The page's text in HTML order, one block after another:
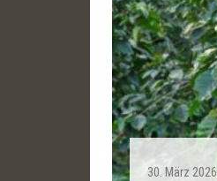
30. März 2026